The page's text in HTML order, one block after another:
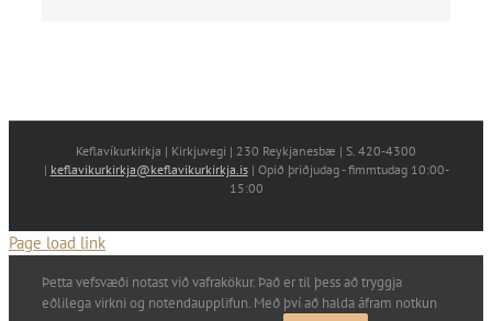
Keflavíkurkirkja | Kirkjuvegi | 230 Reykjanesbæ | S. 420-4300
| keflavikurkirkja@keflavikurkirkja.is| Opið þriðjudag - fimmtudag 10:00-
15:00
Page load link
Þetta vefsvæði notast við vafrakökur. Það er til þess að tryggja
eðlilega virkni og notendaupplifun. Með því að halda áfram notkun